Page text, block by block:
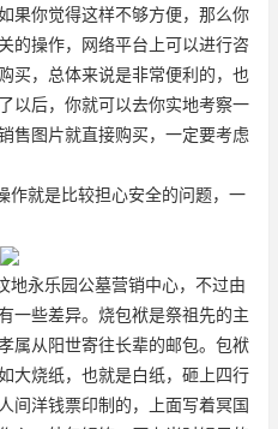
果你觉得这样不够方便，那么你
的操作，网络平台上可以进行咨
买，总体来说是非常便利的，也
以后，你就可以去你实地考察一
售图片就直接购买，一定要考虑
作就是比较担心安全的问题，一
地永乐园公墓营销中心，不过由
一些差异。烧包袱是祭祖先的主
属从阳世寄往长辈的邮包。包袱
大烧纸，也就是白纸，砸上四行
间洋钱票印制的，上面写着冥国